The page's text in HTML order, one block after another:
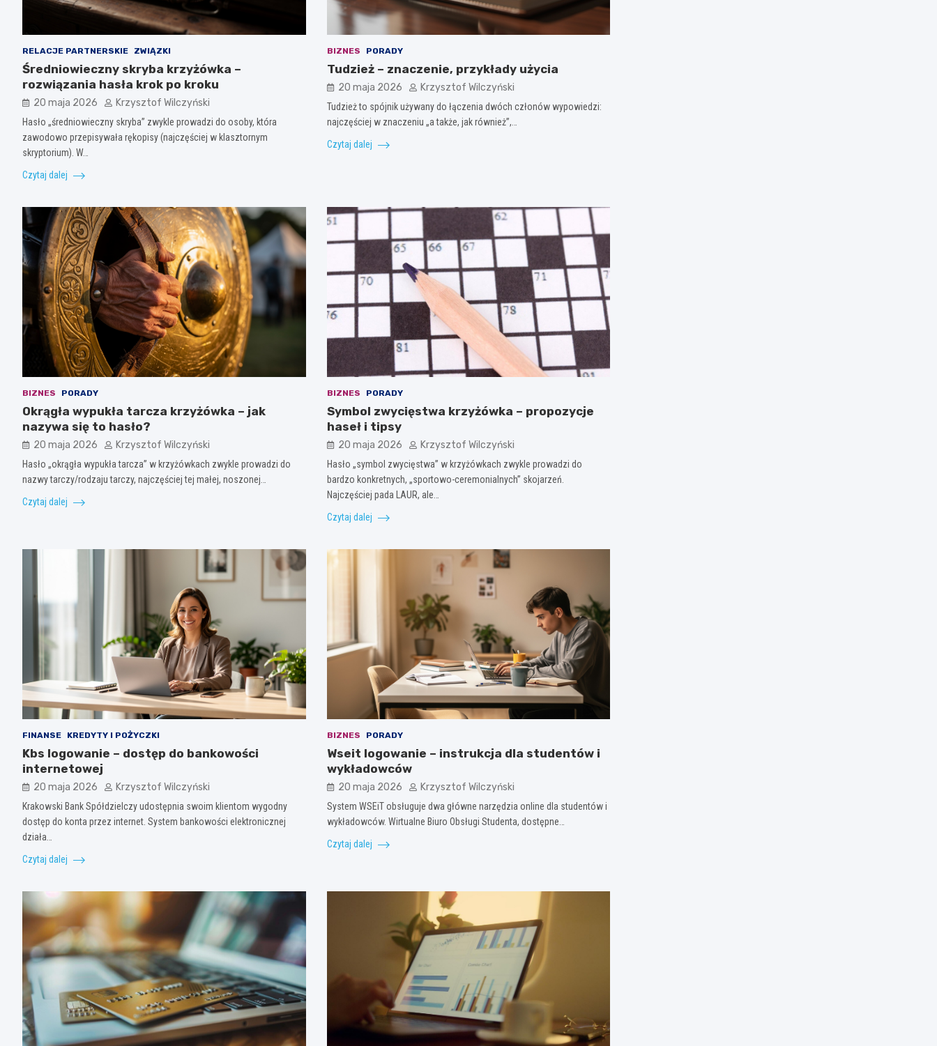
RELACJE PARTNERSKIE ZWIĄZKI
Średniowieczny skryba krzyżówka –
rozwiązania hasła krok po kroku
20 maja 2026 Krzysztof Wilczyński
Hasło „średniowieczny skryba” zwykle prowadzi do osoby, która
zawodowo przepisywała rękopisy (najczęściej w klasztornym
skryptorium). W…
Czytaj dalej
BIZNES PORADY
Tudzież – znaczenie, przykłady użycia
20 maja 2026 Krzysztof Wilczyński
Tudzież to spójnik używany do łączenia dwóch członów wypowiedzi:
najczęściej w znaczeniu „a także, jak również”,…
Czytaj dalej
BIZNES PORADY
Okrągła wypukła tarcza krzyżówka – jak
nazywa się to hasło?
20 maja 2026 Krzysztof Wilczyński
Hasło „okrągła wypukła tarcza” w krzyżówkach zwykle prowadzi do
nazwy tarczy/rodzaju tarczy, najczęściej tej małej, noszonej…
Czytaj dalej
BIZNES PORADY
Symbol zwycięstwa krzyżówka – propozycje
haseł i tipsy
20 maja 2026 Krzysztof Wilczyński
Hasło „symbol zwycięstwa” w krzyżówkach zwykle prowadzi do
bardzo konkretnych, „sportowo-ceremonialnych” skojarzeń.
Najczęściej pada LAUR, ale…
Czytaj dalej
FINANSE KREDYTY I POŻYCZKI
Kbs logowanie – dostęp do bankowości
internetowej
20 maja 2026 Krzysztof Wilczyński
Krakowski Bank Spółdzielczy udostępnia swoim klientom wygodny
dostęp do konta przez internet. System bankowości elektronicznej
działa…
Czytaj dalej
BIZNES PORADY
Wseit logowanie – instrukcja dla studentów i
wykładowców
20 maja 2026 Krzysztof Wilczyński
System WSEiT obsługuje dwa główne narzędzia online dla studentów i
wykładowców. Wirtualne Biuro Obsługi Studenta, dostępne…
Czytaj dalej